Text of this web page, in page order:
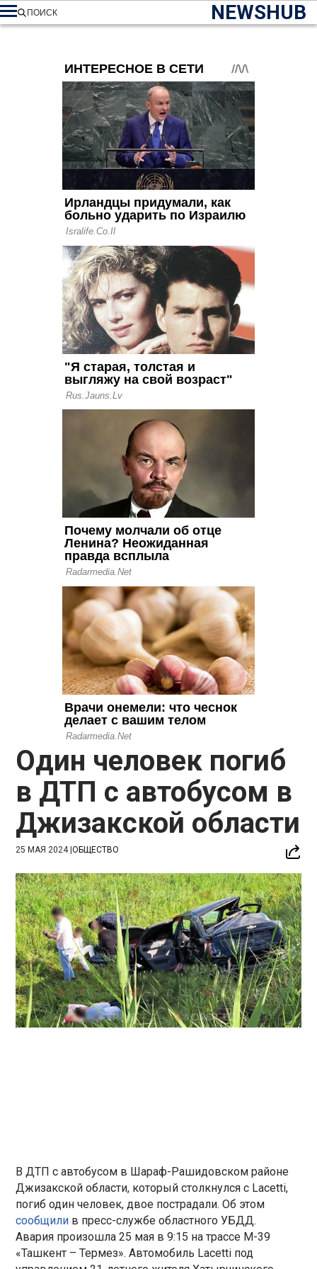
NEWSHUB
ПОИСК
Один человек погиб
в ДТП с автобусом в
Джизакской области
25 МАЯ 2024|ОБЩЕСТВО
В ДТП с автобусом в Шараф-Рашидовском районе
Джизакской области, который столкнулся с Lacetti,
погиб один человек, двое пострадали. Об этом
сообщили в пресс-службе областного УБДД.
Авария произошла 25 мая в 9:15 на трассе М-39
«Ташкент – Термез». Автомобиль Lacetti под